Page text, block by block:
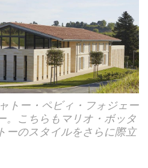
トー・ペビィ・フォジェー
。こちらもマリオ・ボッタ
ーのスタイルをさらに際立